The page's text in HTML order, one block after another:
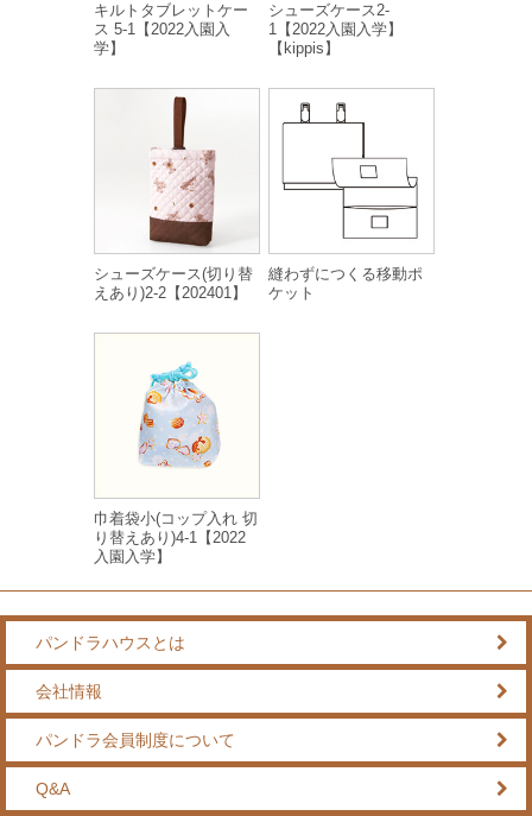
キルトタブレットケー
ス 5-1【2022入園入
学】
シューズケース2-
1【2022入園入学】
【kippis】
シューズケース(切り替
えあり)2-2【202401】
縫わずにつくる移動ポ
ケット
巾着袋小(コップ入れ 切
り替えあり)4-1【2022
入園入学】
パンドラハウスとは
会社情報
パンドラ会員制度について
Q&A